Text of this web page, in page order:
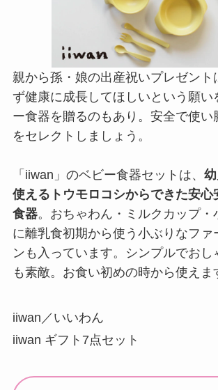
親から孫・娘の出産祝いプレゼント
ず健康に成長してほしいという願い
ー食器を贈るのもあり。安全で使い
をセレクトしましょう。
「iiwan」のベビー食器セットは、
使えるトウモロコシからできた安心
食器。おちゃわん・ミルクカップ・
に離乳食初期から使う小ぶりなファ
ンも入っています。シンプルでおし
も素敵。お食い初めの時から使えま
iiwan／いいわん
iiwan ギフト7点セット